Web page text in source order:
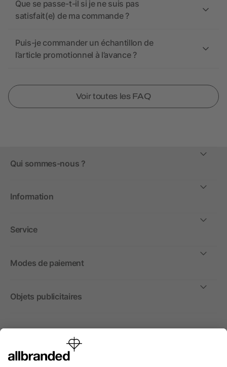
Que se passe-t-il si je ne suis pas
satisfait(e) de ma commande ?
Puis-je commander un échantillon de
l’article promotionnel à l’avance ?
Voir toutes les FAQ
Qui sommes-nous ?
Information
Service
Modes de paiement
Objets publicitaires
International